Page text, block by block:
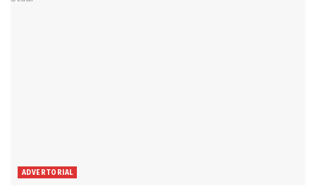
ADVERTORIAL